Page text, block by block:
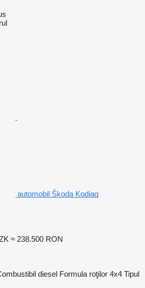
automobil Škoda Kodiaq
≈ 238.500 RON
diesel Formula roţilor 4x4 Tipul